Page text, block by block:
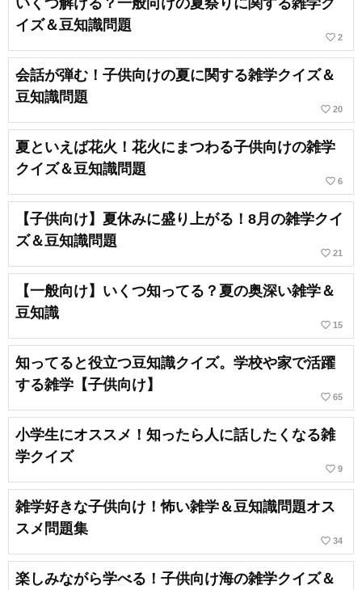
イズ＆豆知識問題
favorite_border 2
会話が弾む！子供向けの夏に関する雑学クイズ＆
豆知識問題
favorite_border 20
夏といえば花火！花火にまつわる子供向けの雑学
クイズ＆豆知識問題
favorite_border 6
【子供向け】夏休みに盛り上がる！8月の雑学クイ
ズ＆豆知識問題
favorite_border 21
【一般向け】いくつ知ってる？夏の奥深い雑学＆
豆知識
favorite_border 15
知ってると役立つ豆知識クイズ。学校や家で活躍
する雑学【子供向け】
favorite_border 65
小学生にオススメ！知ったら人に話したくなる雑
学クイズ
favorite_border 9
雑学好きな子供向け！怖い雑学＆豆知識問題オス
スメ問題集
favorite_border 34
楽しみながら学べる！子供向け海の雑学クイズ＆